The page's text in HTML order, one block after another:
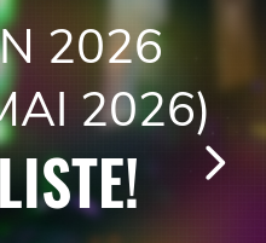
2026
2026)